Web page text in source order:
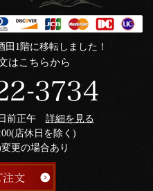
1階に移転しました！
はこちらから
前正午 詳細を見る
店休日を除く)
更の場合あり